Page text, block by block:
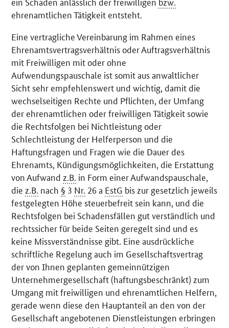
ehrenamtlichen Tätigkeit entsteht.
Eine vertragliche Vereinbarung im Rahmen eines
Ehrenamtsvertragsverhältnis oder Auftragsverhältnis
mit Freiwilligen mit oder ohne
Aufwendungspauschale ist somit aus anwaltlicher
Sicht sehr empfehlenswert und wichtig, damit die
wechselseitigen Rechte und Pflichten, der Umfang
der ehrenamtlichen oder freiwilligen Tätigkeit sowie
die Rechtsfolgen bei Nichtleistung oder
Schlechtleistung der Helferperson und die
Haftungsfragen und Fragen wie die Dauer des
Ehrenamts, Kündigungsmöglichkeiten, die Erstattung
von Aufwand z.B. in Form einer Aufwandspauschale,
die z.B. nach § 3 Nr. 26 a EstG bis zur gesetzlich jeweils
festgelegten Höhe steuerbefreit sein kann, und die
Rechtsfolgen bei Schadensfällen gut verständlich und
rechtssicher für beide Seiten geregelt sind und es
keine Missverständnisse gibt. Eine ausdrückliche
schriftliche Regelung auch im Gesellschaftsvertrag
der von Ihnen geplanten gemeinnützigen
Unternehmergesellschaft (haftungsbeschränkt) zum
Umgang mit freiwilligen und ehrenamtlichen Helfern,
gerade wenn diese den Hauptanteil an den von der
Gesellschaft angebotenen Dienstleistungen erbringen